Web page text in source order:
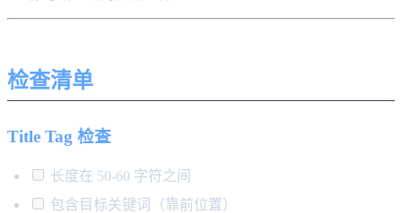
检查清单
Title Tag 检查
长度在 50-60 字符之间
包含目标关键词（靠前位置）